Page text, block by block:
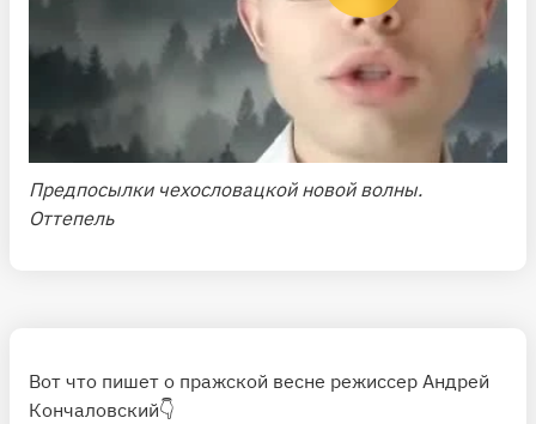
Предпосылки чехословацкой новой волны.
Оттепель
Вот что пишет о пражской весне режиссер Андрей
Кончаловский👇